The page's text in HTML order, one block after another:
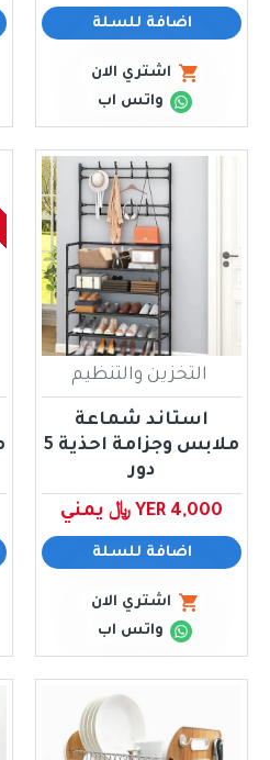
اضافة للسلة
اشتري الان
واتس اب
التخزين والتنظيم
استاند شماعة
ملابس وجزامة احذية 5
دور
YER 4,000 ﷼ يمني
اضافة للسلة
اشتري الان
واتس اب